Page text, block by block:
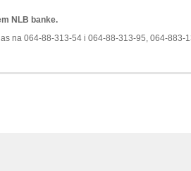
NLB banke.
na 064-88-313-54 i 064-88-313-95, 064-883-